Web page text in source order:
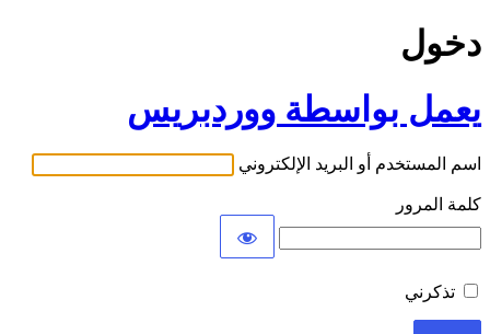
دخول
يعمل بواسطة ووردبريس
اسم المستخدم أو البريد الإلكتروني
كلمة المرور
تذكرني